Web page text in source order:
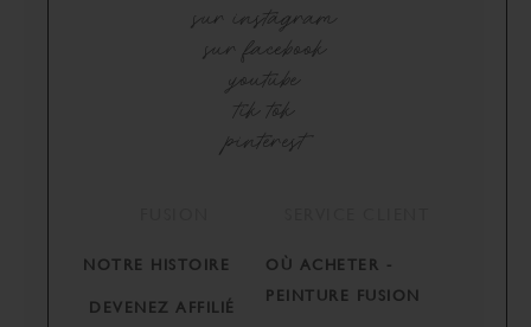
sur instagram
sur facebook
youtube
tik tok
pinterest
NOTRE HISTOIRE
DEVENEZ AFFILIÉ
OÙ ACHETER -
PEINTURE FUSION